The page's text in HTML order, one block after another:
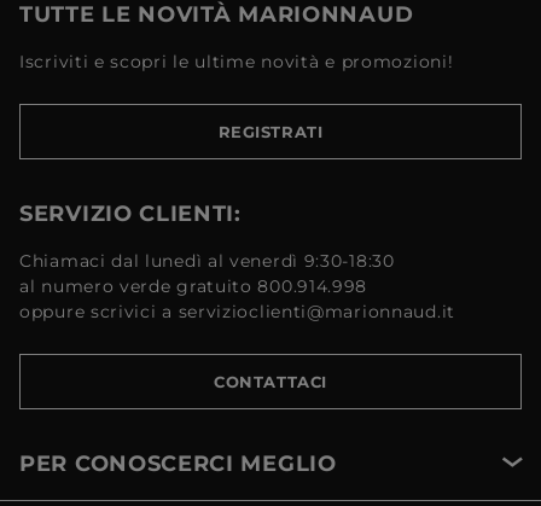
TUTTE LE NOVITÀ MARIONNAUD
Iscriviti e scopri le ultime novità e promozioni!
REGISTRATI
SERVIZIO CLIENTI:
Chiamaci dal lunedì al venerdì 9:30-18:30
al numero verde gratuito 800.914.998
oppure scrivici a servizioclienti@marionnaud.it
CONTATTACI
PER CONOSCERCI MEGLIO